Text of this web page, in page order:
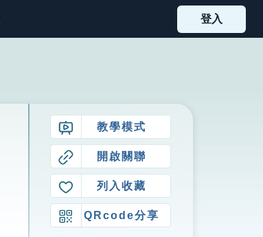
登入
教學模式
開啟關聯
列入收藏
QRcode分享